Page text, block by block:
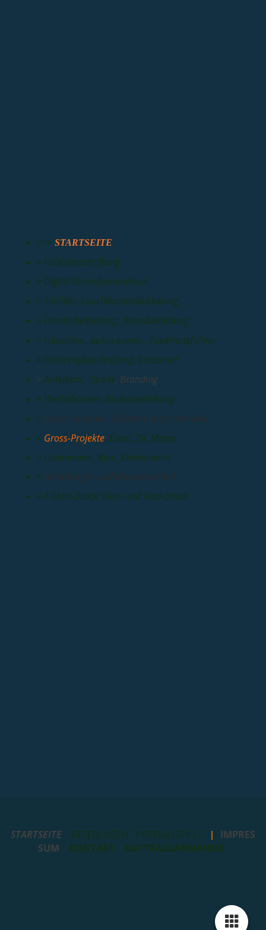
>>> STARTSEITE
> Folienbeschriftung
> Digital-Grossformatdruck
> Schilder, Leuchtkastenbeklebung
> Fensterbeklebung, Wandbeklebung
> Glasdekor-, farbig transp.-, Funktionsfolien
> Fahrzeugbeschriftung, Container
>Aufkleber, Sticker, Branding
> Werbebanner, Bodenbeklebung
> Kunst, Künstler, Galerien, Kunst am Bau
> Gross-Projekte, Event, TV, Messe
> Gastronomie, Büro Einzelhandel
> Beklebungs- und Montagearbeit
> T-Shirt-Druck: Flex- und Foto-Druck
STARTSEITE REFERENZEN PREISBEISPIELE
IMPRES
SUM
KONTAKT AUFTRAGSANNAHME